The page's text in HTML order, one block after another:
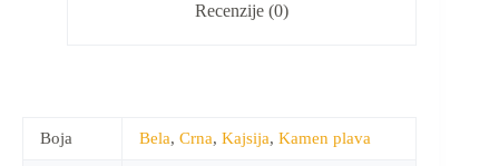
Recenzije (0)
Boja Bela, Crna, Kajsija, Kamen plava